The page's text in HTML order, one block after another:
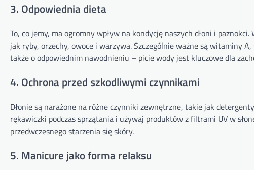
3. Odpowiednia dieta
To, co jemy, ma ogromny wpływ na kondycję naszych dłoni i
jak ryby, orzechy, owoce i warzywa. Szczególnie ważne są witaminy
także o odpowiednim nawodnieniu – picie wody jest kluczowe dla
4. Ochrona przed szkodliwymi czynnikami
Dłonie są narażone na różne czynniki zewnętrzne, takie jak
rękawiczki podczas sprzątania i używaj produktów z filtrami UV w
przedwczesnego starzenia się skóry.
5. Manicure jako forma relaksu